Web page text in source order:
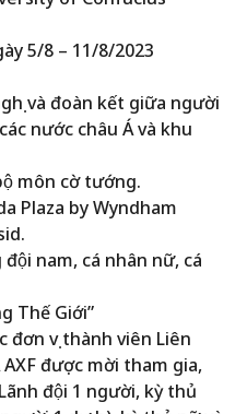
5/8 – 11/8/2023
và đoàn kết giữa người
nước châu Á và khu
môn cờ tướng.
Plaza by Wyndham
nam, cá nhân nữ, cá
Thế Giới”
vị thành viên Liên
được mời tham gia,
đội 1 người, kỳ thủ